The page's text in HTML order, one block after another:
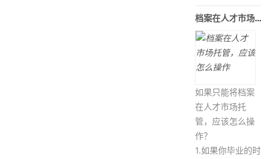
档案在人才市场托管，应该怎么操作
如果只能将档案
在人才市场托
管，应该怎么操
作？
1.如果你毕业的时